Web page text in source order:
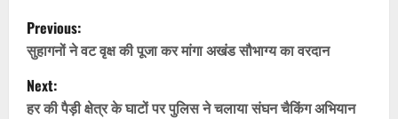
P
o
s
Previous:
सुहागनों ने वट वृक्ष की पूजा कर मांगा अखंड सौभाग्य का वरदान
Next:
हर की पैड़ी क्षेत्र के घाटों पर पुलिस ने चलाया संघन चैकिंग अभियान